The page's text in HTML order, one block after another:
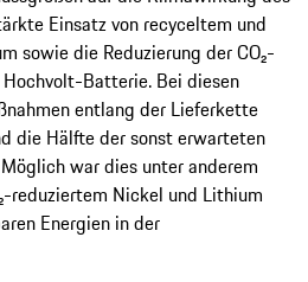
Einsatz von recyceltem und
sowie die Reduzierung der CO₂-
Batterie. Bei diesen
entlang der Lieferkette
die Hälfte der sonst erwarteten
war dies unter anderem
reduziertem Nickel und Lithium
Energien in der